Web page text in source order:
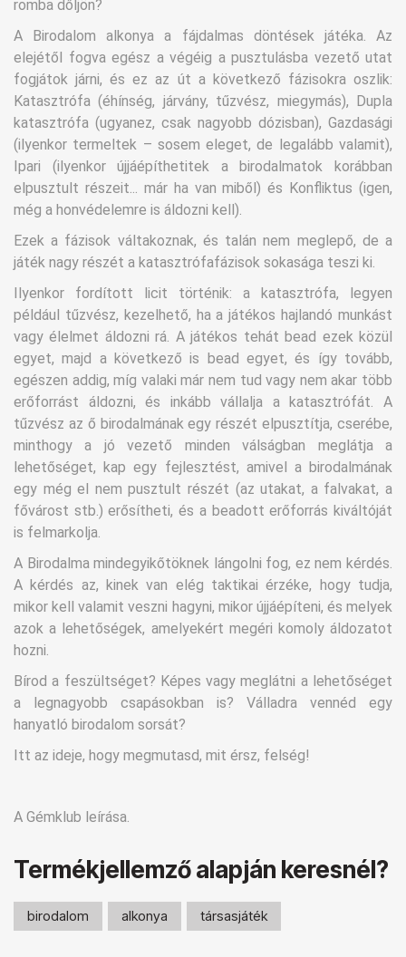
romba dőljön?
A Birodalom alkonya a fájdalmas döntések játéka. Az
elejétől fogva egész a végéig a pusztulásba vezető utat
fogjátok járni, és ez az út a következő fázisokra oszlik:
Katasztrófa (éhínség, járvány, tűzvész, miegymás), Dupla
katasztrófa (ugyanez, csak nagyobb dózisban), Gazdasági
(ilyenkor termeltek – sosem eleget, de legalább valamit),
Ipari (ilyenkor újjáépíthetitek a birodalmatok korábban
elpusztult részeit... már ha van miből) és Konfliktus (igen,
még a honvédelemre is áldozni kell).
Ezek a fázisok váltakoznak, és talán nem meglepő, de a
játék nagy részét a katasztrófafázisok sokasága teszi ki.
Ilyenkor fordított licit történik: a katasztrófa, legyen
például tűzvész, kezelhető, ha a játékos hajlandó munkást
vagy élelmet áldozni rá. A játékos tehát bead ezek közül
egyet, majd a következő is bead egyet, és így tovább,
egészen addig, míg valaki már nem tud vagy nem akar több
erőforrást áldozni, és inkább vállalja a katasztrófát. A
tűzvész az ő birodalmának egy részét elpusztítja, cserébe,
minthogy a jó vezető minden válságban meglátja a
lehetőséget, kap egy fejlesztést, amivel a birodalmának
egy még el nem pusztult részét (az utakat, a falvakat, a
fővárost stb.) erősítheti, és a beadott erőforrás kiváltóját
is felmarkolja.
A Birodalma mindegyikőtöknek lángolni fog, ez nem kérdés.
A kérdés az, kinek van elég taktikai érzéke, hogy tudja,
mikor kell valamit veszni hagyni, mikor újjáépíteni, és melyek
azok a lehetőségek, amelyekért megéri komoly áldozatot
hozni.
Bírod a feszültséget? Képes vagy meglátni a lehetőséget
a legnagyobb csapásokban is? Válladra vennéd egy
hanyatló birodalom sorsát?
Itt az ideje, hogy megmutasd, mit érsz, felség!
A Gémklub leírása.
Termékjellemző alapján keresnél?
birodalom alkonya társasjáték